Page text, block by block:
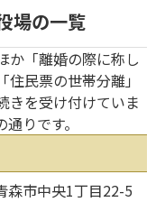
場の一覧
か「離婚の際に称し
民票の世帯分離」
きを受け付けていま
りです。
森市中央1丁目22-5